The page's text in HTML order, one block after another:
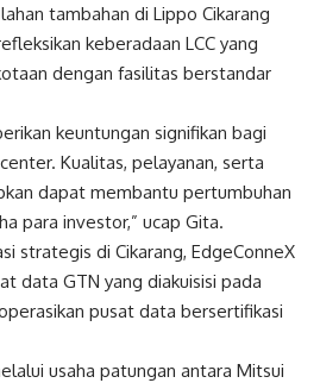
tambahan di Lippo Cikarang
keberadaan LCC yang
dengan fasilitas berstandar
keuntungan signifikan bagi
Kualitas, pelayanan, serta
dapat membantu pertumbuhan
para investor,” ucap Gita.
strategis di Cikarang, EdgeConneX
data GTN yang diakuisisi pada
pusat data bersertifikasi
usaha patungan antara Mitsui